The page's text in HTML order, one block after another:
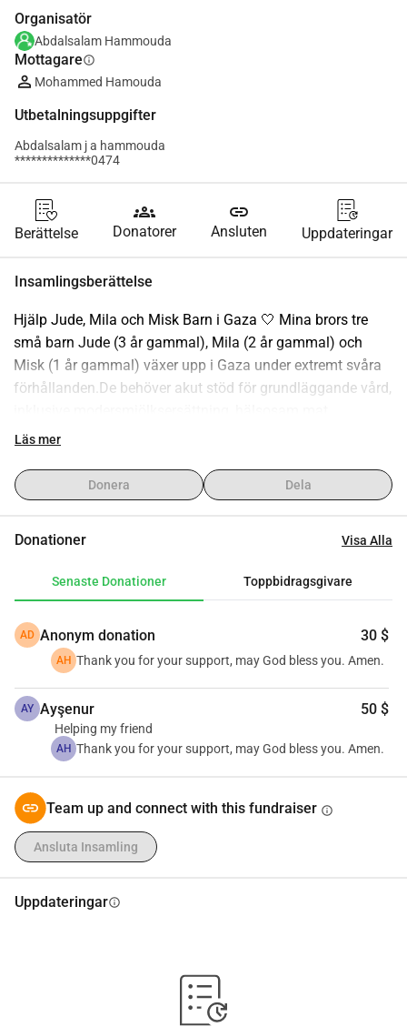
Organisatör
Abdalsalam Hammouda
Mottagareinfo
Mohammed Hamouda
Utbetalningsuppgifter
Abdalsalam j a hammouda
**************0474
Berättelse
groups
Donatorer
link
Ansluten Uppdateringar
Insamlingsberättelse
Hjälp Jude, Mila och Misk Barn i Gaza 🤍 Mina brors tre
små barn Jude (3 år gammal), Mila (2 år gammal) och
Misk (1 år gammal) växer upp i Gaza under extremt svåra
förhållanden.De behöver akut stöd för grundläggande vård,
vinterkläder och nödvändig medicin. Varje dag är en kamp
oavsett hur liten, kan ge tröst och hopp till dessa oskyldiga
barn. Den kan hjälpa till att ge dem det som varje barn
donera eller dela denna kampanj för att hjälpa Jude, Mila
mitt namn är AbdALSalam. Från Palestina bor jag i
Indonesien. Jag är en ambitiös ung man som älskar livet,
att resa och att hjälpa min familj i GazaSkicka ett
meddelandeRapporteraSkrivbordsversionDelaVäntande
Läs mer
Donera Dela
Donationer Visa Alla
Senaste Donationer Toppbidragsgivare
AD Anonym donation 30 $
AH Thank you for your support, may God bless you. Amen.
AY Ayşenur 50 $
Helping my friend
AH Thank you for your support, may God bless you. Amen.
Team up and connect with this fundraiser info
Ansluta Insamling
Uppdateringarinfo